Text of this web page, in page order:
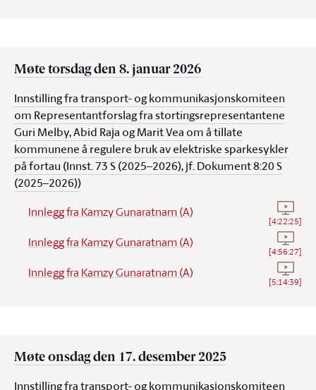
Møte torsdag den 8. januar 2026
Innstilling fra transport- og kommunikasjonskomiteen
om Representantforslag fra stortingsrepresentantene
Guri Melby, Abid Raja og Marit Vea om å tillate
kommunene å regulere bruk av elektriske sparkesykler
på fortau (Innst. 73 S (2025–2026), jf. Dokument 8:20 S
(2025–2026))
Innlegg fra Kamzy Gunaratnam (A) Se
[4:22:25]
Innlegg fra Kamzy Gunaratnam (A) Se
[4:56:27]
Innlegg fra Kamzy Gunaratnam (A) Se
[5:14:39]
Møte onsdag den 17. desember 2025
Innstilling fra transport- og kommunikasjonskomiteen